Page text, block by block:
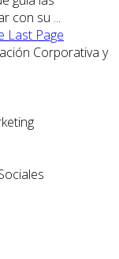
con su ...
Last Page
Corporativa y